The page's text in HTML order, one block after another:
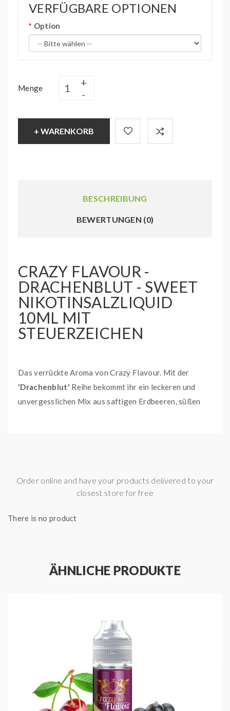
VERFÜGBARE OPTIONEN
Option
Menge
+ WARENKORB
BESCHREIBUNG
BEWERTUNGEN (0)
CRAZY FLAVOUR -
DRACHENBLUT - SWEET
NIKOTINSALZLIQUID
10ML MIT
STEUERZEICHEN
Das verrückte Aroma von Crazy Flavour. Mit der
'Drachenblut' Reihe bekommt ihr ein leckeren und
unvergesslichen Mix aus saftigen Erdbeeren, süßen
dieser Mix zu einem neuen Geschmackshighlight wird.
bekommt ihr diesen Mix in extra gesüßt.
Bei Nikotinsalzen handelt es sich um eine neue Form
des Nikotins, welche speziell für das Dampfen
entwickelt wurde, da die Nikotinbefriedigung bei
herkömmlichen Nikotinliquids nicht ansatzweise so wie
bei Tabakzigaretten ist.
Die Vorteile von Nikotinsalzen sind:
Order online and have your products delivered to your
closest store for free
There is no product
ÄHNLICHE PRODUKTE